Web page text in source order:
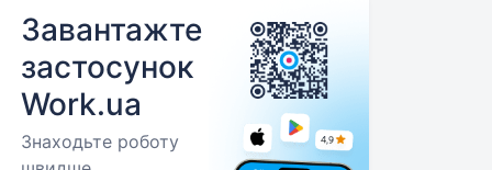
Завантажте
застосунок
Work.ua
Знаходьте роботу